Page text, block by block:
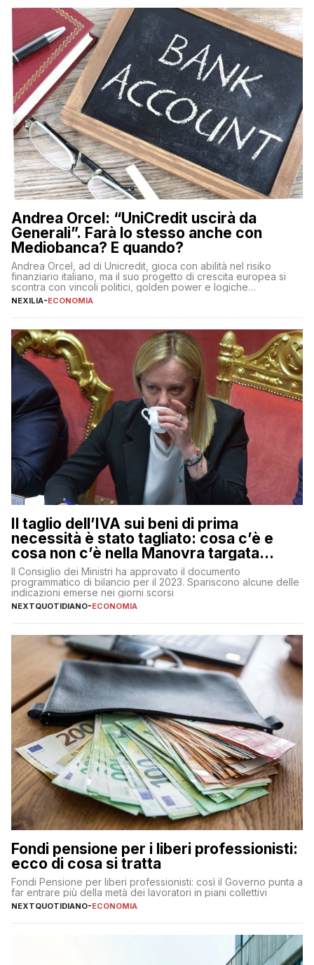
sulle criptovalute: […]
Andrea Orcel: “UniCredit uscirà da
Generali”. Farà lo stesso anche con
Mediobanca? E quando?
Andrea Orcel, ad di Unicredit, gioca con abilità nel risiko
finanziario italiano, ma il suo progetto di crescita europea si
scontra con vincoli politici, golden power e logiche
protezionistiche. Orcel e la mossa su Generali Andrea Orcel,
NEXILIA-ECONOMIA
Il taglio dell’IVA sui beni di prima
necessità è stato tagliato: cosa c’è e
cosa non c’è nella Manovra targata
Meloni
Il Consiglio dei Ministri ha approvato il documento
programmatico di bilancio per il 2023. Spariscono alcune delle
indicazioni emerse nei giorni scorsi
NEXTQUOTIDIANO-ECONOMIA
Fondi pensione per i liberi professionisti:
ecco di cosa si tratta
Fondi Pensione per liberi professionisti: così il Governo punta a
far entrare più della metà dei lavoratori in piani collettivi
NEXTQUOTIDIANO-ECONOMIA